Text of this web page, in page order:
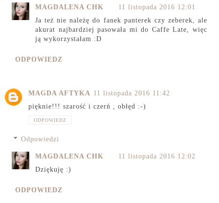
MAGDALENA CHK
11 listopada 2016 12:01
Ja też nie należę do fanek panterek czy zeberek, ale
akurat najbardziej pasowała mi do Caffe Late, więc
ją wykorzystałam :D
ODPOWIEDZ
MAGDA AFTYKA 11 listopada 2016 11:42
pięknie!!! szarość i czerń , obłęd :-)
ODPOWIEDZ
Odpowiedzi
MAGDALENA CHK
11 listopada 2016 12:02
Dziękuję :)
ODPOWIEDZ